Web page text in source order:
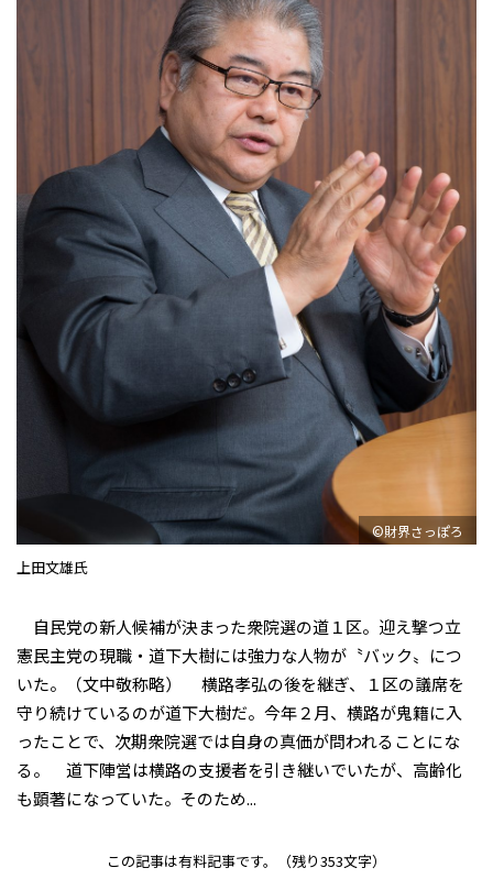
©財界さっぽろ
上田文雄氏
自民党の新人候補が決まった衆院選の道１区。迎え撃つ立
憲民主党の現職・道下大樹には強力な人物が〝バック〟につ
いた。（文中敬称略） 横路孝弘の後を継ぎ、１区の議席を
守り続けているのが道下大樹だ。今年２月、横路が鬼籍に入
ったことで、次期衆院選では自身の真価が問われることにな
る。 道下陣営は横路の支援者を引き継いでいたが、高齢化
も顕著になっていた。そのため...
この記事は有料記事です。 （残り353文字）